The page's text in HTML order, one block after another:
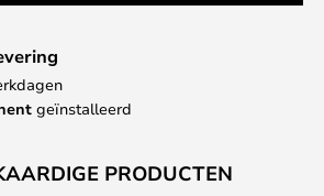
geïnstalleerd
PRODUCTEN